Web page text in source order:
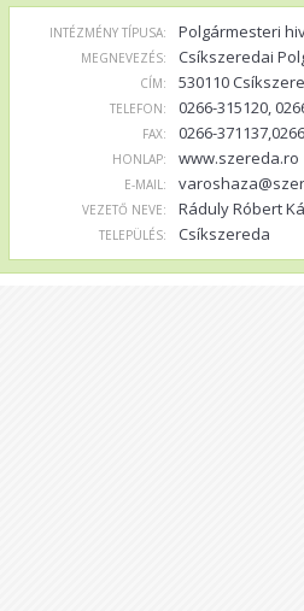
INTÉZMÉNY TÍPUSA: Polgármesteri
MEGNEVEZÉS: Csíkszeredai
CÍM: 530110
TELEFON: 0266-315120,
FAX: 0266-
HONLAP: www.szereda.ro
E-MAIL:
VEZETŐ NEVE: Ráduly Róbert
TELEPÜLÉS: Csíkszereda